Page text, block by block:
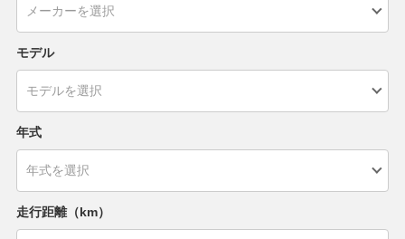
モデル
年式
走行距離（km）